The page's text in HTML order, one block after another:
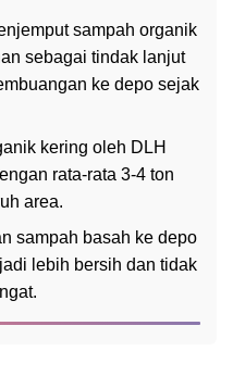
sampah organik
sebagai tindak lanjut
ke depo sejak
kering oleh DLH
rata-rata 3-4 ton
area.
sampah basah ke depo
lebih bersih dan tidak